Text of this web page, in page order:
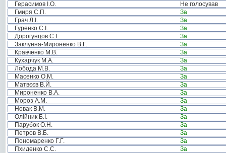
Герасимов І.О.
Не голосував
Гмиря С.П.
За
Грач Л.І.
За
Гуренко С.І.
За
Дорогунцов С.І.
За
Заклунна-Мироненко В.Г.
За
Кравченко М.В.
За
Кухарчук М.А.
За
Лобода М.В.
За
Масенко О.М.
За
Матвєєв В.Й.
За
Мироненко В.А.
За
Мороз А.М.
За
Новак В.М.
За
Олійник Б.І.
За
Парубок О.Н.
За
Петров В.Б.
За
Пономаренко Г.Г.
За
Пхиденко С.С.
За